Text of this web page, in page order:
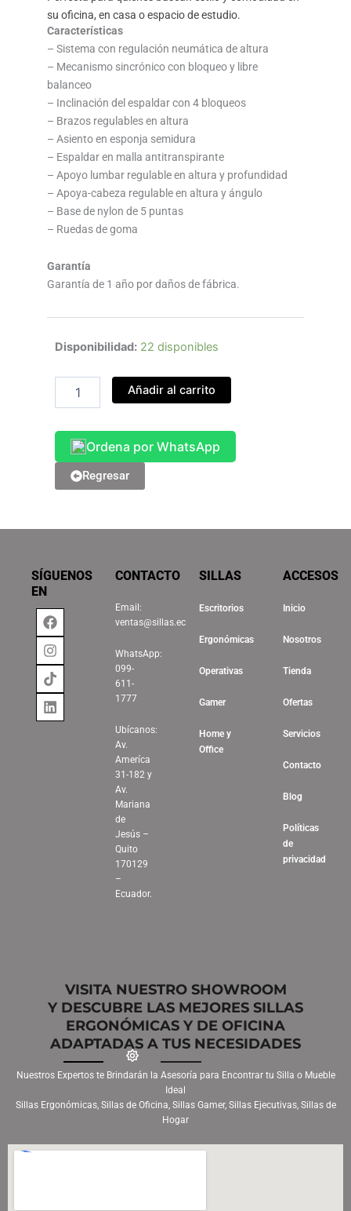
su oficina, en casa o espacio de estudio.
Características
– Sistema con regulación neumática de altura
– Mecanismo sincrónico con bloqueo y libre
balanceo
– Inclinación del espaldar con 4 bloqueos
– Brazos regulables en altura
– Asiento en esponja semidura
– Espaldar en malla antitranspirante
– Apoyo lumbar regulable en altura y profundidad
– Apoya-cabeza regulable en altura y ángulo
– Base de nylon de 5 puntas
– Ruedas de goma
Garantía
Garantía de 1 año por daños de fábrica.
Disponibilidad: 22 disponibles
Silla
Ariel
cantidad
Añadir al carrito
Ordena por WhatsApp
Regresar
SÍGUENOS
EN
Facebook
Instagram
Tiktok
Linkedin
CONTACTO
Email:
ventas@sillas.ec
WhatsApp:
099-
611-
1777
Ubícanos:
Av.
Ameríca
31-182 y
Av.
Mariana
de
Jesús –
Quito
170129
–
Ecuador.
SILLAS
Escritorios
Ergonómicas
Operativas
Gamer
Home y
Office
ACCESOS
Inicio
Nosotros
Tienda
Ofertas
Servicios
Contacto
Blog
Políticas
de
privacidad
VISITA NUESTRO SHOWROOM
Y DESCUBRE LAS MEJORES SILLAS
ERGONÓMICAS Y DE OFICINA
ADAPTADAS A TUS NECESIDADES
Nuestros Expertos te Brindarán la Asesoría para Encontrar tu Silla o Mueble
Ideal
Sillas Ergonómicas, Sillas de Oficina, Sillas Gamer, Sillas Ejecutivas, Sillas de
Hogar